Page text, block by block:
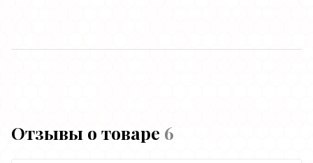
Отзывы о товаре 6